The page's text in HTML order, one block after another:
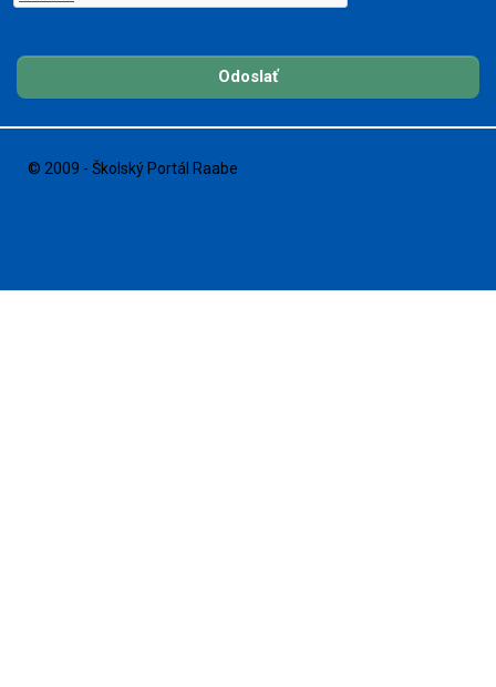
Odoslať
© 2009 - Školský Portál Raabe